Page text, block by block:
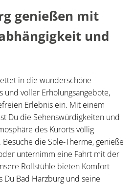
genießen mit
und
in die wunderschöne
und voller Erholungsangebote,
Erlebnis ein. Mit einem
Du die Sehenswürdigkeiten und
des Kurorts völlig
die Sole-Therme, genieße
unternimm eine Fahrt mit der
Rollstühle bieten Komfort
Du Bad Harzburg und seine